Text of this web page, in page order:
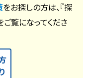
をお探しの方は、『探
覧になってくださ